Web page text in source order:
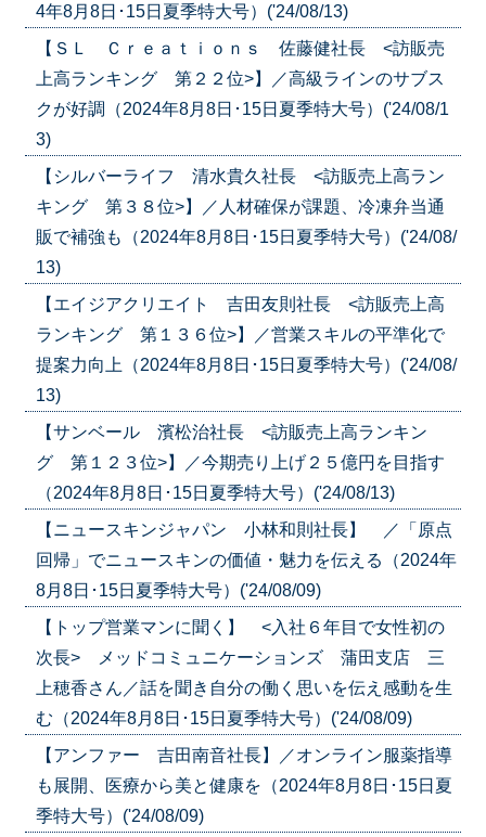
4年8月8日･15日夏季特大号）('24/08/13)
【ＳＬ Ｃｒｅａｔｉｏｎｓ 佐藤健社長 <訪販売
上高ランキング 第２２位>】／高級ラインのサブス
クが好調（2024年8月8日･15日夏季特大号）('24/08/1
3)
【シルバーライフ 清水貴久社長 <訪販売上高ラン
キング 第３８位>】／人材確保が課題、冷凍弁当通
販で補強も（2024年8月8日･15日夏季特大号）('24/08/
13)
【エイジアクリエイト 吉田友則社長 <訪販売上高
ランキング 第１３６位>】／営業スキルの平準化で
提案力向上（2024年8月8日･15日夏季特大号）('24/08/
13)
【サンベール 濱松治社長 <訪販売上高ランキン
グ 第１２３位>】／今期売り上げ２５億円を目指す
（2024年8月8日･15日夏季特大号）('24/08/13)
【ニュースキンジャパン 小林和則社長】 ／「原点
回帰」でニュースキンの価値・魅力を伝える（2024年
8月8日･15日夏季特大号）('24/08/09)
【トップ営業マンに聞く】 <入社６年目で女性初の
次長> メッドコミュニケーションズ 蒲田支店 三
上穂香さん／話を聞き自分の働く思いを伝え感動を生
む（2024年8月8日･15日夏季特大号）('24/08/09)
【アンファー 吉田南音社長】／オンライン服薬指導
も展開、医療から美と健康を（2024年8月8日･15日夏
季特大号）('24/08/09)